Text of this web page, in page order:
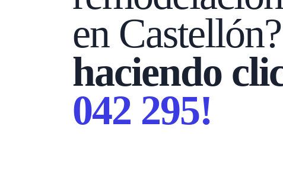
en Castellón?
haciendo
042 295!